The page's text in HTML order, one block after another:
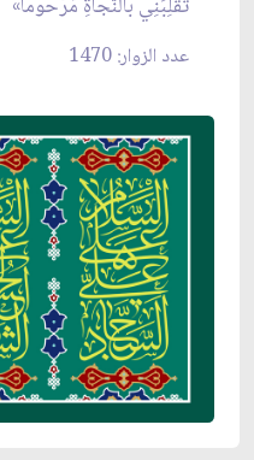
عدد الزوار: 1470